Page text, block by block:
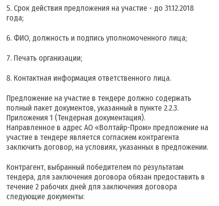
Срок действия предложения на участие - до 31.12.2018
года;
ФИО, должность и подпись уполномоченного лица;
Печать организации;
Контактная информация ответственного лица.
Предложение на участие в тендере должно содержать
полный пакет документов, указанный в пункте 2.2.3.
Приложения 1 (Тендерная документация).
Направленное в адрес АО «Волтайр-Пром» предложение на
участие в тендере является согласием контрагента
заключить договор, на условиях, указанных в предложении.
Контрагент, выбранный победителем по результатам
тендера, для заключения договора обязан предоставить в
течение 2 рабочих дней для заключения договора
следующие документы: